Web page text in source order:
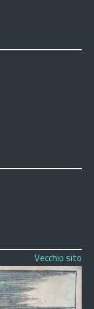
Vecchio sito